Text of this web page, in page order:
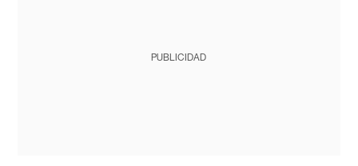
PUBLICIDAD